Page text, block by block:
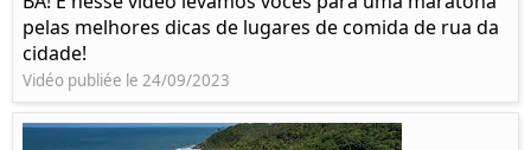
pelas melhores dicas de lugares de comida de rua da
cidade!
Vidéo publiée le 24/09/2023